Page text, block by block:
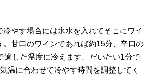
冷やす場合には氷水を入れてそこにワイ
。甘口のワインであれば約15分、辛口の
適した温度に冷えます。だいたい1分で
温に合わせて冷やす時間を調整してく